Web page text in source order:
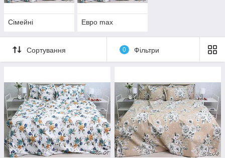
Сімейні Евро max
Сортування 0 Фільтри